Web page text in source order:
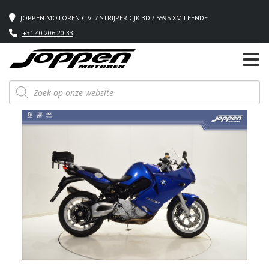
JOPPEN MOTOREN C.V. / STRIJPERDIJK 3D / 5595 XM LEENDE
+31 40 206 20 33
Producten
zoeken